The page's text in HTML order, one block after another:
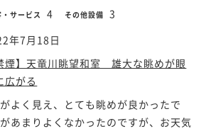
・サービス 4 その他設備 3
年7月18日
煙】天竜川眺望和室 雄大な眺めが眼
広がる
よく見え、とても眺めが良かったで
あまりよくなかったのですが、お天気